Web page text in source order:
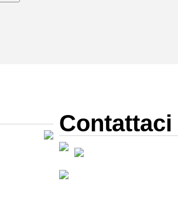
Contattaci